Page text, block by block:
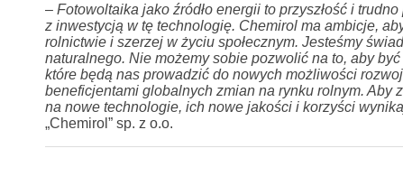
– Fotowoltaika jako źródło energii to przyszłość i
z inwestycją w tę technologię. Chemirol ma ambicje,
rolnictwie i szerzej w życiu społecznym. Jesteśmy
naturalnego. Nie możemy sobie pozwolić na to, aby
które będą nas prowadzić do nowych możliwości
beneficjentami globalnych zmian na rynku rolnym.
na nowe technologie, ich nowe jakości i korzyści
„Chemirol” sp. z o.o.